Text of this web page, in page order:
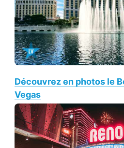
Découvrez en photos le
Vegas